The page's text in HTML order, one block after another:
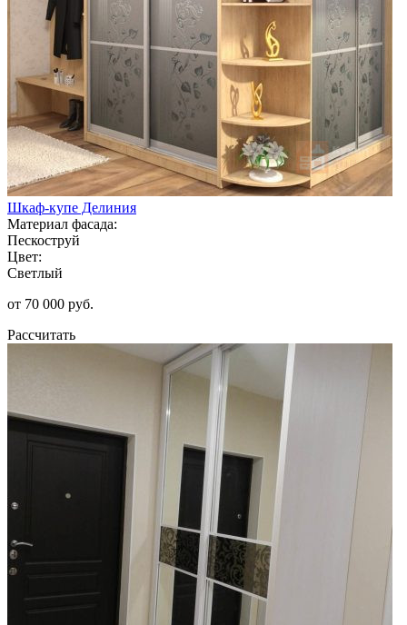
Шкаф-купе Делиния
Материал фасада:
Пескоструй
Цвет:
Светлый
от 70 000 руб.
Рассчитать